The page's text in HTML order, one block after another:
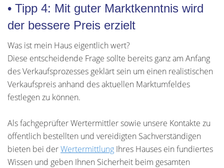
• Tipp 4: Mit guter Marktkenntnis wird
der bessere Preis erzielt
Was ist mein Haus eigentlich wert?
Diese entscheidende Frage sollte bereits ganz am Anfang
des Verkaufsprozesses geklärt sein um einen realistischen
Verkaufspreis anhand des aktuellen Marktumfeldes
festlegen zu können.
Als fachgeprüfter Wertermittler sowie unsere Kontakte zu
öffentlich bestellten und vereidigten Sachverständigen
bieten bei derWertermittlung Ihres Hauses ein fundiertes
Wissen und geben Ihnen Sicherheit beim gesamten